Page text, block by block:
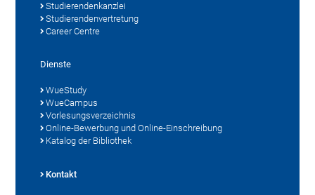
Studierendenkanzlei
Studierendenvertretung
Career Centre
Dienste
WueStudy
WueCampus
Vorlesungsverzeichnis
Online-Bewerbung und Online-Einschreibung
Katalog der Bibliothek
Kontakt